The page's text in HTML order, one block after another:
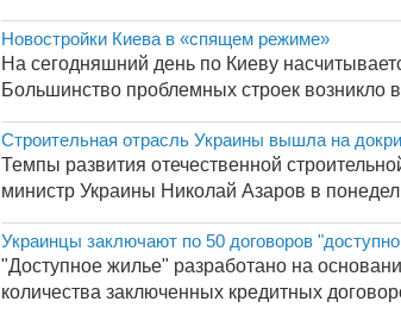
Новостройки Киева в «спящем режиме»
На сегодняшний день по Киеву
Большинство проблемных строек возникло
Строительная отрасль Украины вышла на
Темпы развития отечественной
министр Украины Николай Азаров в
Украинцы заключают по 50 договоров
"Доступное жилье" разработано на
количества заключенных кредитных